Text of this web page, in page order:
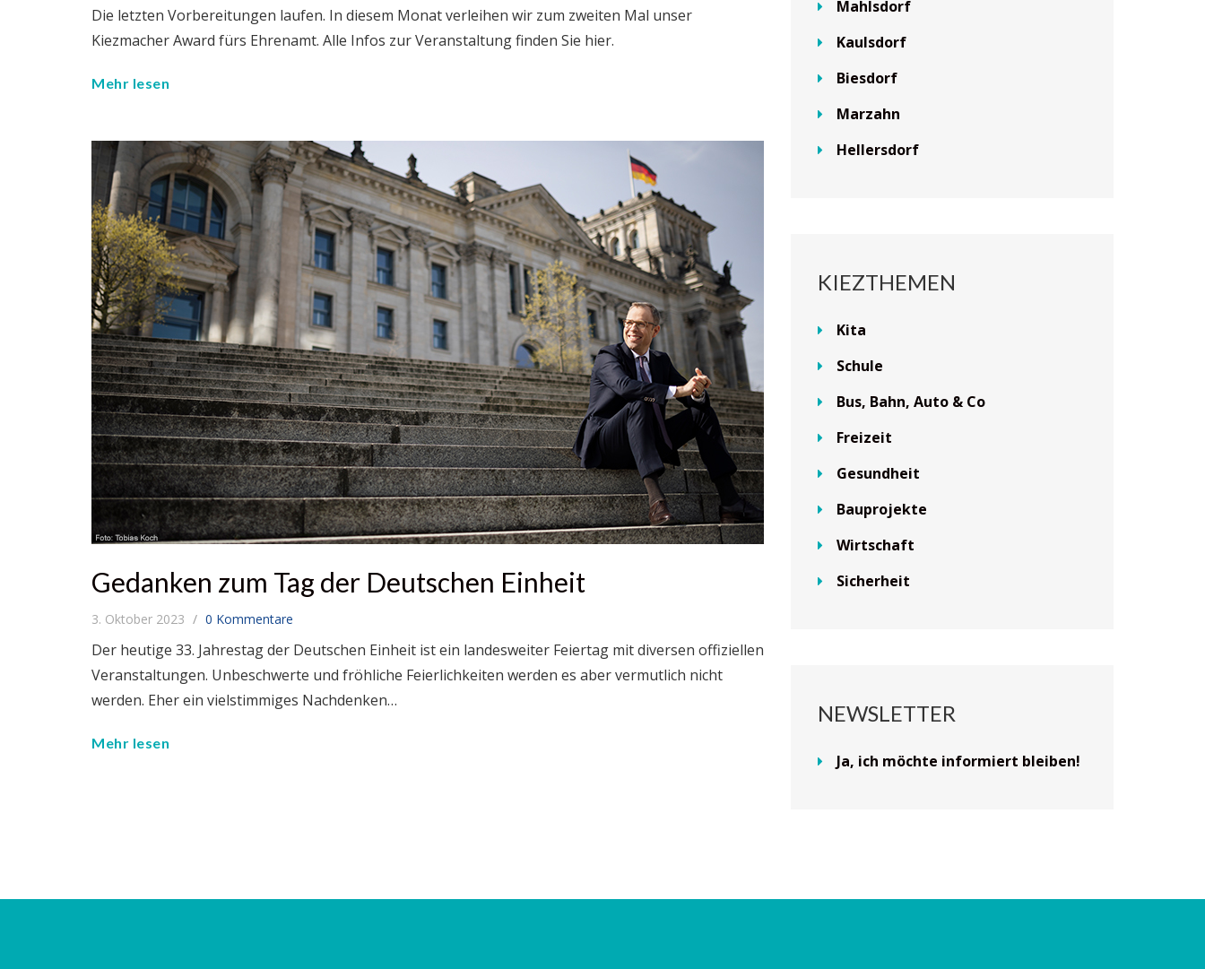
Die letzten Vorbereitungen laufen. In diesem Monat verleihen wir zum zweiten Mal unser
Kiezmacher Award fürs Ehrenamt. Alle Infos zur Veranstaltung finden Sie hier.
Mehr lesen
Gedanken zum Tag der Deutschen Einheit
3. Oktober 2023 0 Kommentare
Der heutige 33. Jahrestag der Deutschen Einheit ist ein landesweiter Feiertag mit diversen offiziellen
Veranstaltungen. Unbeschwerte und fröhliche Feierlichkeiten werden es aber vermutlich nicht
werden. Eher ein vielstimmiges Nachdenken…
Mehr lesen
Mahlsdorf
Kaulsdorf
Biesdorf
Marzahn
Hellersdorf
KIEZTHEMEN
Kita
Schule
Bus, Bahn, Auto & Co
Freizeit
Gesundheit
Bauprojekte
Wirtschaft
Sicherheit
NEWSLETTER
Ja, ich möchte informiert bleiben!